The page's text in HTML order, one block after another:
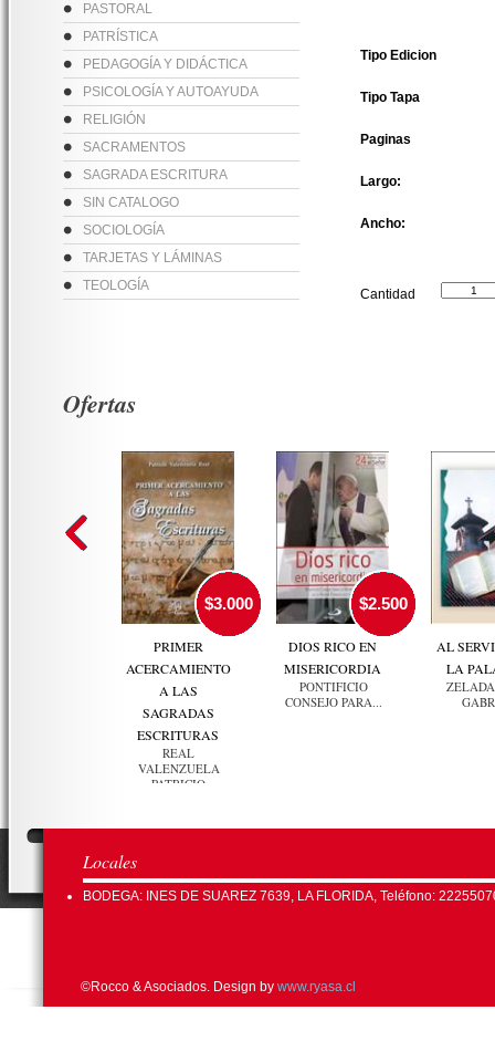
PASTORAL
PATRÍSTICA
PEDAGOGÍA Y DIDÁCTICA
PSICOLOGÍA Y AUTOAYUDA
RELIGIÓN
SACRAMENTOS
SAGRADA ESCRITURA
SIN CATALOGO
SOCIOLOGÍA
TARJETAS Y LÁMINAS
TEOLOGÍA
Tipo Edicion
Tipo Tapa
Paginas
Largo:
Ancho:
Cantidad
Ofertas
PRIMER
ACERCAMIENTO
A LAS
SAGRADAS
ESCRITURAS
REAL
VALENZUELA
PATRICIO
$3.000
DIOS RICO EN
MISERICORDIA
PONTIFICIO
CONSEJO PARA...
$2.500
AL
LA
Locales
BODEGA: INES DE SUAREZ 7639, LA FLORIDA, Teléfono:
©Rocco & Asociados. Design by www.ryasa.cl